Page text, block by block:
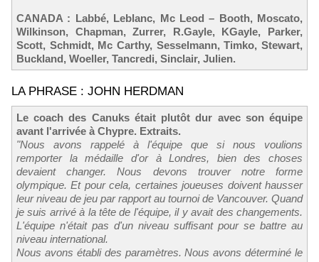
CANADA : Labbé, Leblanc, Mc Leod – Booth, Moscato,
Wilkinson, Chapman, Zurrer, R.Gayle, KGayle, Parker,
Scott, Schmidt, Mc Carthy, Sesselmann, Timko, Stewart,
Buckland, Woeller, Tancredi, Sinclair, Julien.
LA PHRASE : JOHN HERDMAN
Le coach des Canuks était plutôt dur avec son équipe
avant l'arrivée à Chypre. Extraits.
"Nous avons rappelé à l'équipe que si nous voulions
remporter la médaille d'or à Londres, bien des choses
devaient changer. Nous devons trouver notre forme
olympique. Et pour cela, certaines joueuses doivent hausser
leur niveau de jeu par rapport au tournoi de Vancouver. Quand
je suis arrivé à la tête de l'équipe, il y avait des changements.
L'équipe n'était pas d'un niveau suffisant pour se battre au
niveau international.
Nous avons établi des paramètres. Nous avons déterminé le